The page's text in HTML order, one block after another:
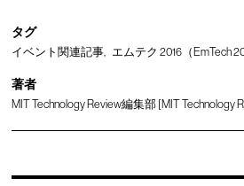
タグ
イベント関連記事 エムテク 2016（EmTech
著者
MIT Technology Review編集部 [MIT Technology